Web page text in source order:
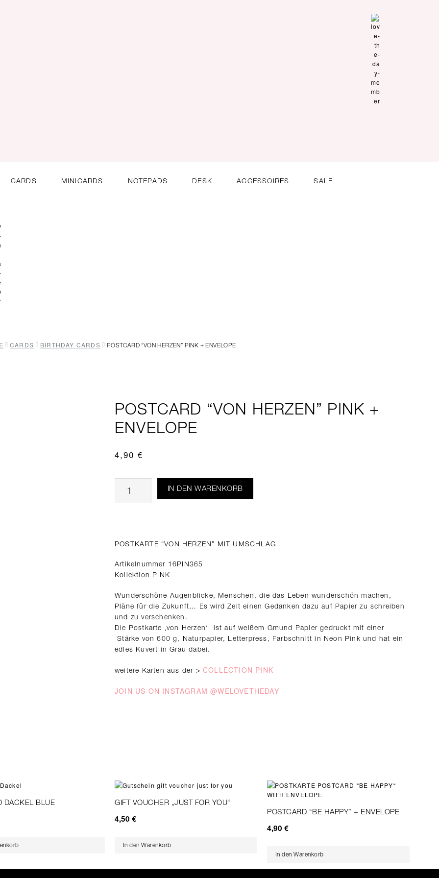
CARDS MINICARDS NOTEPADS DESK ACCESSOIRES SALE
CARDS BIRTHDAY CARDS POSTCARD “VON HERZEN” PINK + ENVELOPE
POSTCARD “VON HERZEN” PINK +
ENVELOPE
4,90 €
IN DEN WARENKORB
POSTKARTE “VON HERZEN” MIT UMSCHLAG
Artikelnummer 16PIN365
Kollektion PINK
Wunderschöne Augenblicke, Menschen, die das Leben wunderschön machen,
Pläne für die Zukunft… Es wird Zeit einen Gedanken dazu auf Papier zu schreiben
und zu verschenken.
Die Postkarte ‚von Herzen‘ ist auf weißem Gmund Papier gedruckt mit einer
Stärke von 600 g, Naturpapier, Letterpress, Farbschnitt in Neon Pink und hat ein
edles Kuvert in Grau dabei.
weitere Karten aus der > COLLECTION PINK
JOIN US ON INSTAGRAM @WELOVETHEDAY
DACKEL BLUE
GIFT VOUCHER „JUST FOR YOU“
4,50 €
In den Warenkorb
POSTCARD “BE HAPPY” + ENVELOPE
4,90 €
In den Warenkorb